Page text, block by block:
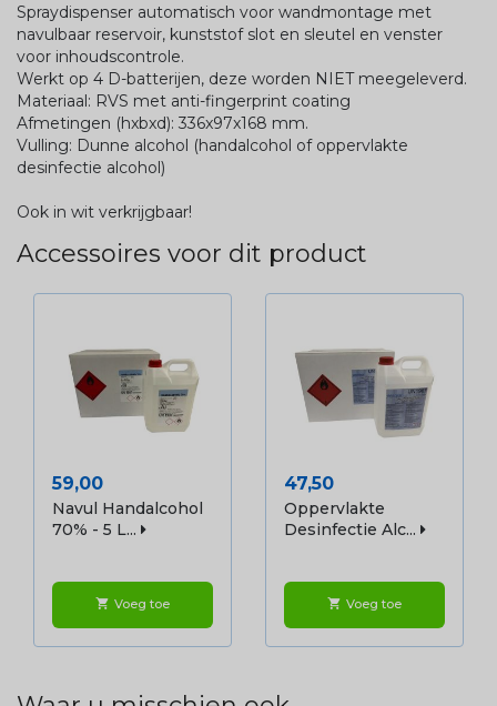
Spraydispenser automatisch voor wandmontage met
navulbaar reservoir, kunststof slot en sleutel en venster
voor inhoudscontrole.
Werkt op 4 D-batterijen, deze worden NIET meegeleverd.
Materiaal: RVS met anti-fingerprint coating
Afmetingen (hxbxd): 336x97x168 mm.
Vulling: Dunne alcohol (handalcohol of oppervlakte
desinfectie alcohol)
Ook in wit verkrijgbaar!
Accessoires voor dit product
Prijs
59,00
Navul Handalcohol
70% - 5 L...
shopping_cart Voeg toe
Prijs
47,50
Oppervlakte
Desinfectie Alc...
shopping_cart Voeg toe